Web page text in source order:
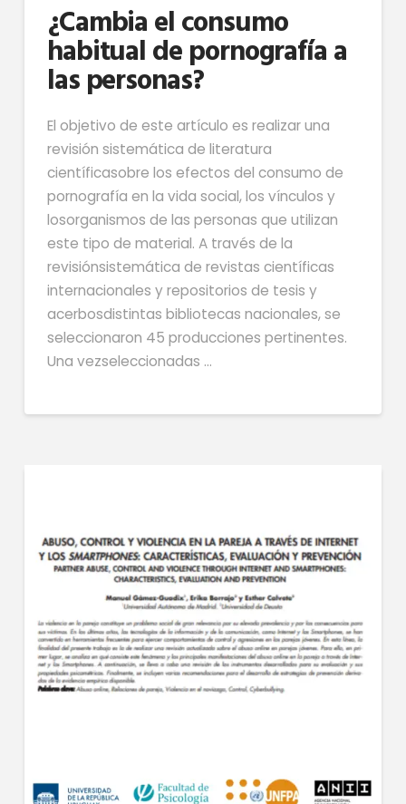
¿Cambia el consumo
habitual de pornografía a
las personas?
El objetivo de este artículo es realizar una
revisión sistemática de literatura
científicasobre los efectos del consumo de
pornografía en la vida social, los vínculos y
losorganismos de las personas que utilizan
este tipo de material. A través de la
revisiónsistemática de revistas científicas
internacionales y repositorios de tesis y
acerbosdistintas bibliotecas nacionales, se
seleccionaron 45 producciones pertinentes.
Una vezseleccionadas …